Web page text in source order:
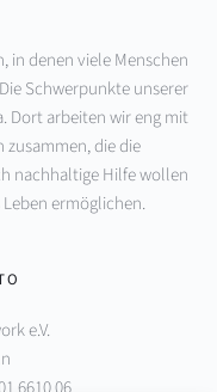
in denen viele Menschen
Schwerpunkte unserer
Dort arbeiten wir eng mit
die die
nachhaltige Hilfe wollen
ermöglichen.
e.V.